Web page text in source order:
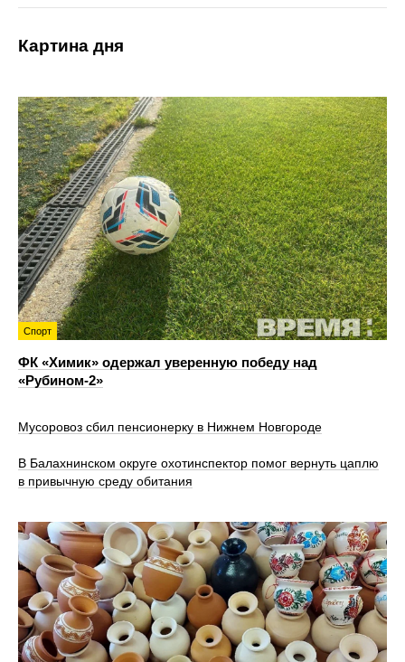
Картина дня
Спорт
ФК «Химик» одержал уверенную победу над
«Рубином‑2»
Мусоровоз сбил пенсионерку в Нижнем Новгороде
В Балахнинском округе охотинспектор помог вернуть цаплю
в привычную среду обитания